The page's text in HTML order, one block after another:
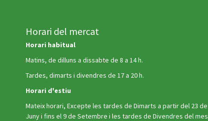
Horari del mercat
Horari habitual
Matins, de dilluns a dissabte de 8 a 14 h.
Tardes, dimarts i divendres de 17 a 20 h.
Horari d'estiu
Mateix horari, Excepte les tardes de Dimarts a partir del 23 de
Juny i fins el 9 de Setembre i les tardes de Divendres del mes